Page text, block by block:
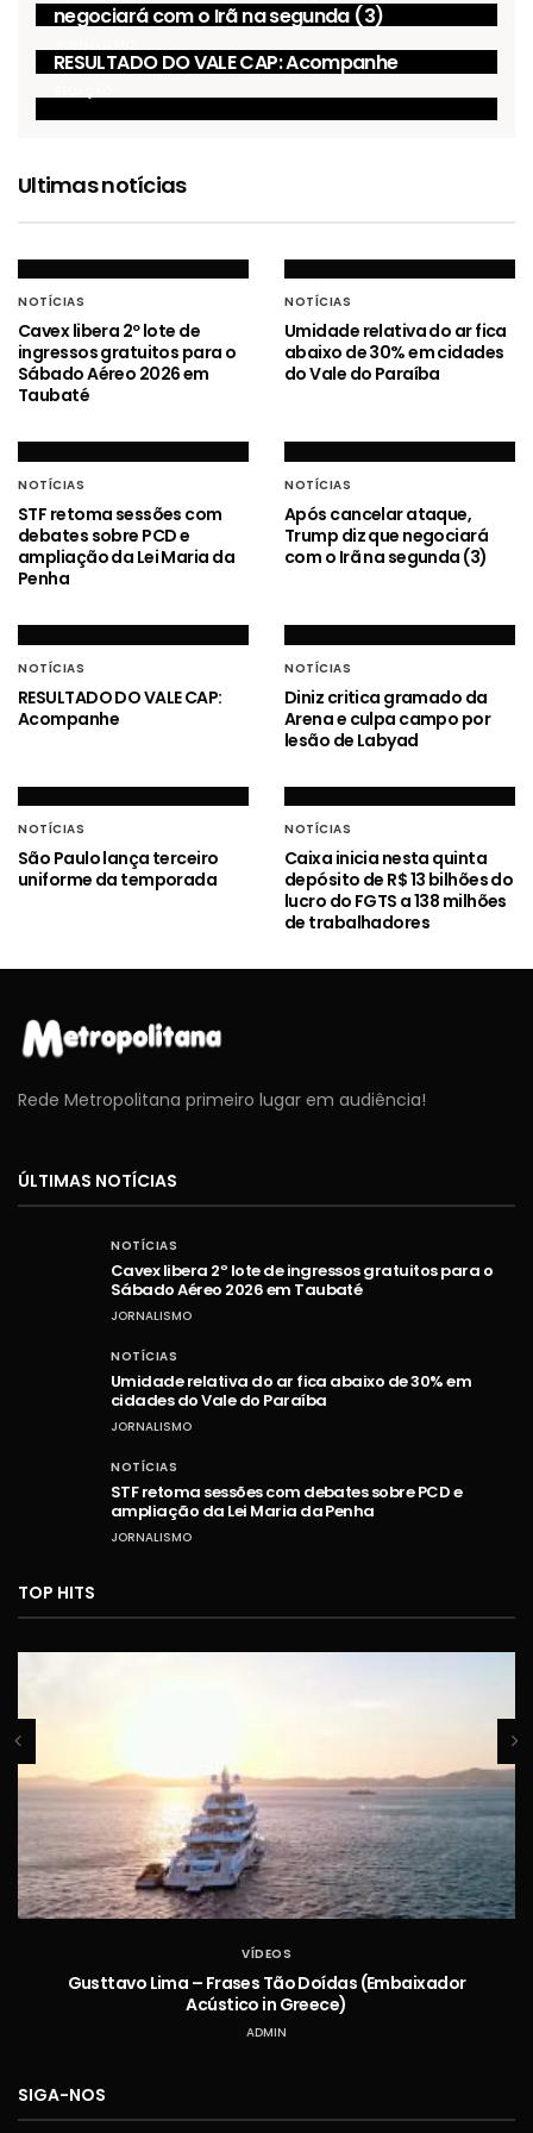
negociará com o Irã na segunda (3)
RESULTADO DO VALE CAP: Acompanhe
Ultimas notícias
NOTÍCIAS
Cavex libera 2º lote de
ingressos gratuitos para o
Sábado Aéreo 2026 em
Taubaté
NOTÍCIAS
Umidade relativa do ar fica
abaixo de 30% em cidades
do Vale do Paraíba
NOTÍCIAS
STF retoma sessões com
debates sobre PCD e
ampliação da Lei Maria da
Penha
NOTÍCIAS
Após cancelar ataque,
Trump diz que negociará
com o Irã na segunda (3)
NOTÍCIAS
RESULTADO DO VALE CAP:
Acompanhe
NOTÍCIAS
Diniz critica gramado da
Arena e culpa campo por
lesão de Labyad
NOTÍCIAS
São Paulo lança terceiro
uniforme da temporada
NOTÍCIAS
Caixa inicia nesta quinta
depósito de R$ 13 bilhões do
lucro do FGTS a 138 milhões
de trabalhadores
Rede Metropolitana primeiro lugar em audiência!
ÚLTIMAS NOTÍCIAS
NOTÍCIAS
Cavex libera 2º lote de ingressos gratuitos para o
Sábado Aéreo 2026 em Taubaté
JORNALISMO
NOTÍCIAS
Umidade relativa do ar fica abaixo de 30% em
cidades do Vale do Paraíba
JORNALISMO
NOTÍCIAS
STF retoma sessões com debates sobre PCD e
ampliação da Lei Maria da Penha
JORNALISMO
TOP HITS
VÍDEOS
Gusttavo Lima – Frases Tão Doídas (Embaixador
Acústico in Greece)
ADMIN
SIGA-NOS